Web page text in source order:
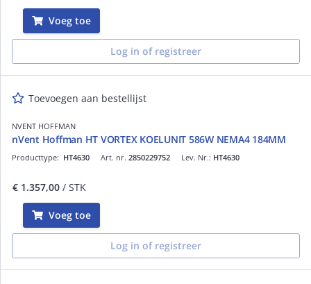
Voeg toe
Log in of registreer
Toevoegen aan bestellijst
NVENT HOFFMAN
nVent Hoffman HT VORTEX KOELUNIT 586W NEMA4 184MM
Art. nr. 2850229752
Producttype: HT4630 Lev. Nr.: HT4630
€ 1.357,00 / STK
Voeg toe
Log in of registreer